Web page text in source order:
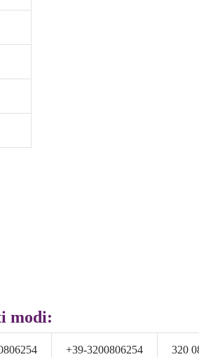
modi:
+39-3200806254 320